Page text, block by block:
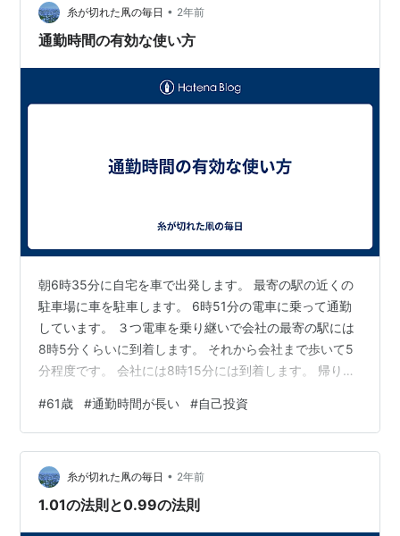
りません。 誰よりも汗をかかなければなりません。 66
歳の自分にそんな気力と体力が残っているかは分かりま
糸が切れた凧の毎日 • 2年前
通勤時間の有効な使い方
朝6時35分に自宅を車で出発します。 最寄の駅の近くの
駐車場に車を駐車します。 6時51分の電車に乗って通勤
しています。 ３つ電車を乗り継いで会社の最寄の駅には
8時5分くらいに到着します。 それから会社まで歩いて5
分程度です。 会社には8時15分には到着します。 帰りは
電車に乗っている時間は1時間10分程度です。 電車で座
れる時間は50分程度です。 往復で100分程度は電車で座
っています。 座れるときにはkindleで読書をしています
が、読んでいるうちに眠くなってしまいます。 最近、
docomoのスマートフォンの契約を、ahamoに変えまし
#61歳 #通勤時間が長い #自己投資
糸が切れた凧の毎日 • 2年前
1.01の法則と0.99の法則